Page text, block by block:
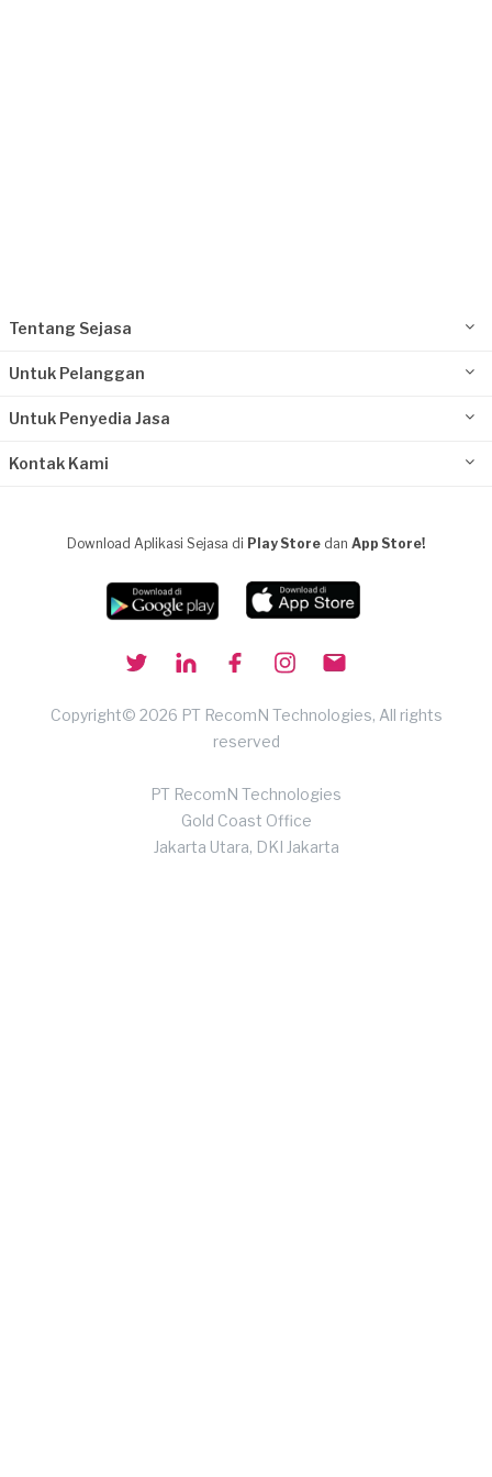
Tentang Sejasa
Untuk Pelanggan
Untuk Penyedia Jasa
Kontak Kami
Download Aplikasi Sejasa di Play Store dan App Store!
Copyright© 2026 PT RecomN Technologies, All rights
reserved
PT RecomN Technologies
Gold Coast Office
Jakarta Utara, DKI Jakarta